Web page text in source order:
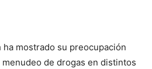
ha mostrado su preocupación
de drogas en distintos